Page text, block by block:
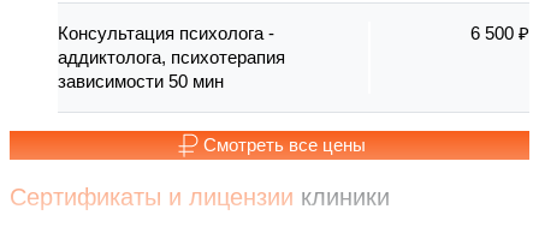
Консультация психолога -
аддиктолога, психотерапия
зависимости 50 мин
6 500 ₽
Смотреть все цены
Сертификаты и лицензии клиники